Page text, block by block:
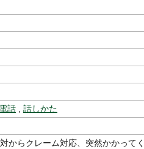
電話
話しかた
からクレーム対応、突然かかって